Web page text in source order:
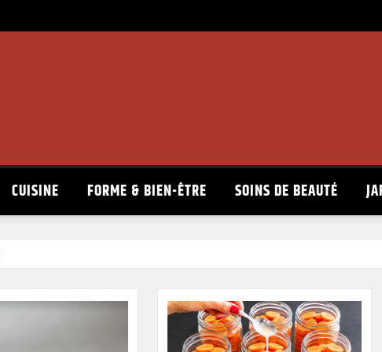
CUISINE FORME & BIEN-ÊTRE SOINS DE BEAUTÉ